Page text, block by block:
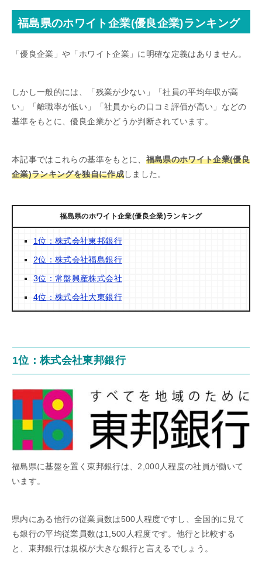
福島県のホワイト企業(優良企業)ランキング
「優良企業」や「ホワイト企業」に明確な定義はありません。
しかし一般的には、「残業が少ない」「社員の平均年収が高
い」「離職率が低い」「社員からの口コミ評価が高い」などの
基準をもとに、優良企業かどうか判断されています。
本記事ではこれらの基準をもとに、 福島県のホワイト企業(優良
企業)ランキングを独自に作成しました。
福島県のホワイト企業(優良企業)ランキング
1位：株式会社東邦銀行
2位：株式会社福島銀行
3位：常盤興産株式会社
4位：株式会社大東銀行
1位：株式会社東邦銀行
福島県に基盤を置く東邦銀行は、2,000人程度の社員が働いて
います。
県内にある他行の従業員数は500人程度ですし、全国的に見て
も銀行の平均従業員数は1,500人程度です。他行と比較する
と、東邦銀行は規模が大きな銀行と言えるでしょう。